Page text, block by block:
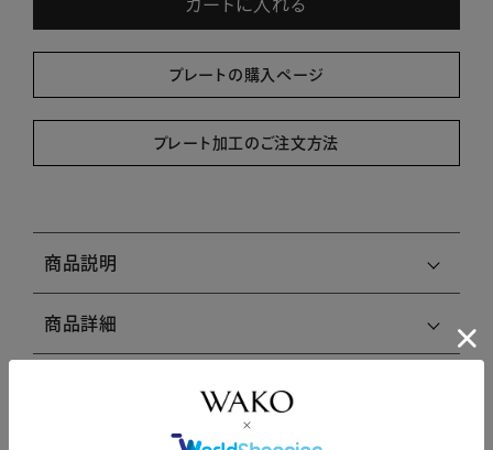
カートに入れる
プレートの購入ページ
プレート加工のご注文方法
商品説明
商品詳細